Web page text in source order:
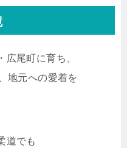
尾町に育ち、
地元への愛着を
道でも